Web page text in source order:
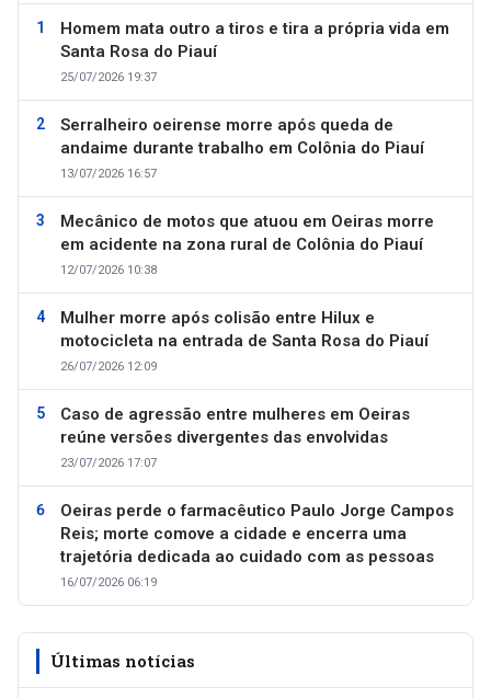
Homem mata outro a tiros e tira a própria vida em
Santa Rosa do Piauí
25/07/2026 19:37
Serralheiro oeirense morre após queda de
andaime durante trabalho em Colônia do Piauí
13/07/2026 16:57
Mecânico de motos que atuou em Oeiras morre
em acidente na zona rural de Colônia do Piauí
12/07/2026 10:38
Mulher morre após colisão entre Hilux e
motocicleta na entrada de Santa Rosa do Piauí
26/07/2026 12:09
Caso de agressão entre mulheres em Oeiras
reúne versões divergentes das envolvidas
23/07/2026 17:07
Oeiras perde o farmacêutico Paulo Jorge Campos
Reis; morte comove a cidade e encerra uma
trajetória dedicada ao cuidado com as pessoas
16/07/2026 06:19
Últimas notícias